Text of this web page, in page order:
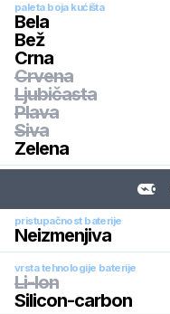
paleta boja kućišta
Bela
Bež
Crna
Crvena
Ljubičasta
Plava
Siva
Zelena
pristupačnost baterije
Neizmenjiva
vrsta tehnologije baterije
Li-Ion
Silicon-carbon